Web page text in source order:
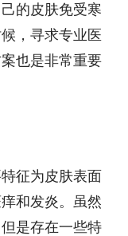
的皮肤免受寒
，寻求专业医
也是非常重要
征为皮肤表面
和发炎。虽然
是存在一些特